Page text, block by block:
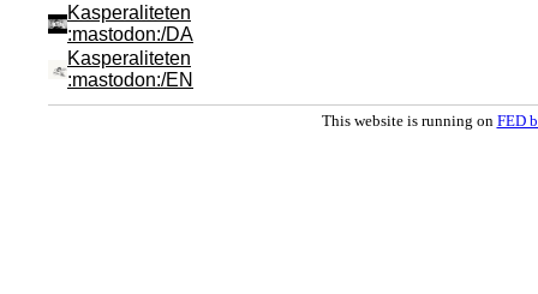
Kasperaliteten
:mastodon:/DA
Kasperaliteten
:mastodon:/EN
This website is running on FED